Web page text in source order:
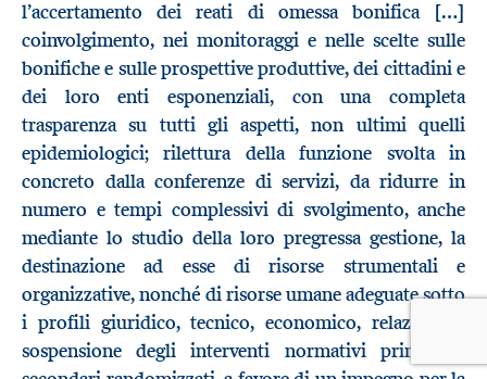
l’accertamento dei reati di omessa bonifica […]
coinvolgimento, nei monitoraggi e nelle scelte sulle
bonifiche e sulle prospettive produttive, dei cittadini e
dei loro enti esponenziali, con una completa
trasparenza su tutti gli aspetti, non ultimi quelli
epidemiologici; rilettura della funzione svolta in
concreto dalla conferenze di servizi, da ridurre in
numero e tempi complessivi di svolgimento, anche
mediante lo studio della loro pregressa gestione, la
destinazione ad esse di risorse strumentali e
organizzative, nonché di risorse umane adeguate sotto
i profili giuridico, tecnico, economico, relazionale;
sospensione degli interventi normativi primari e